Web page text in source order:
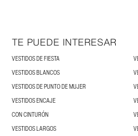
TE PUEDE INTERESAR
VESTIDOS DE FIESTA
VESTIDOS BLANCOS
VESTIDOS DE PUNTO DE MUJER
VESTIDOS ENCAJE
CON CINTURÓN
VESTIDOS LARGOS